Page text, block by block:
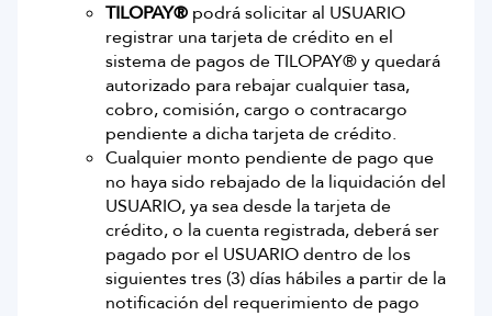
TILOPAY® podrá solicitar al USUARIO
registrar una tarjeta de crédito en el
sistema de pagos de TILOPAY® y quedará
autorizado para rebajar cualquier tasa,
cobro, comisión, cargo o contracargo
pendiente a dicha tarjeta de crédito.
Cualquier monto pendiente de pago que
no haya sido rebajado de la liquidación del
USUARIO, ya sea desde la tarjeta de
crédito, o la cuenta registrada, deberá ser
pagado por el USUARIO dentro de los
siguientes tres (3) días hábiles a partir de la
notificación del requerimiento de pago